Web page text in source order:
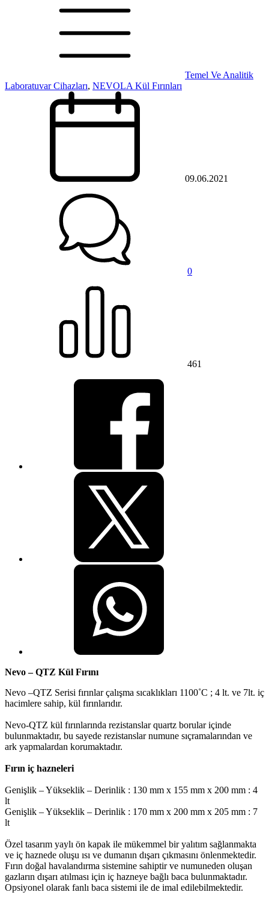
Temel Ve Analitik
Laboratuvar Cihazları, NEVOLA Kül Fırınları
09.06.2021
0
461
Nevo – QTZ Kül Fırını
Nevo –QTZ Serisi fırınlar çalışma sıcaklıkları 1100˚C ; 4 lt. ve 7lt. iç
hacimlere sahip, kül fırınlarıdır.
Nevo-QTZ kül fırınlarında rezistanslar quartz borular içinde
bulunmaktadır, bu sayede rezistanslar numune sıçramalarından ve
ark yapmalardan korumaktadır.
Fırın iç hazneleri
Genişlik – Yükseklik – Derinlik : 130 mm x 155 mm x 200 mm : 4
lt
Genişlik – Yükseklik – Derinlik : 170 mm x 200 mm x 205 mm : 7
lt
Özel tasarım yaylı ön kapak ile mükemmel bir yalıtım sağlanmakta
ve iç haznede oluşu ısı ve dumanın dışarı çıkmasını önlenmektedir.
Fırın doğal havalandırma sistemine sahiptir ve numuneden oluşan
gazların dışarı atılması için iç hazneye bağlı baca bulunmaktadır.
Opsiyonel olarak fanlı baca sistemi ile de imal edilebilmektedir.